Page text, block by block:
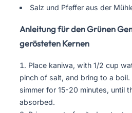
Salz und Pfeffer aus der
Anleitung für den Grünen
gerösteten Kernen
Place kaniwa, with 1/2 cup
pinch of salt, and bring to a boil.
simmer for 15-20 minutes, until
absorbed.